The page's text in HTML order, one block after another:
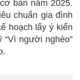
bản năm 2025.
chuẩn gia đình
hoạch lấy ý kiến
“Vì người nghèo”